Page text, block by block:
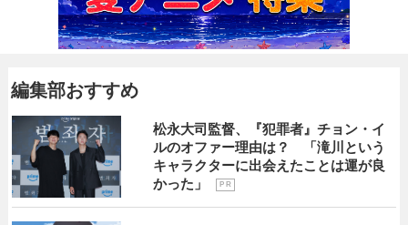
編集部おすすめ
松永大司監督、『犯罪者』チョン・イ
ルのオファー理由は？ 「滝川という
キャラクターに出会えたことは運が良
かった」
P R